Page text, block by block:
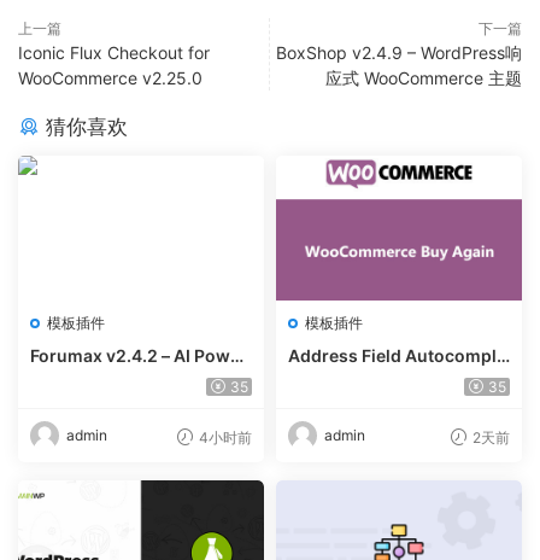
上一篇
Iconic Flux Checkout for
WooCommerce v2.25.0
下一篇
BoxShop v2.4.9 – WordPress响
应式 WooCommerce 主题
猜你喜欢
模板插件
Forumax v2.4.2 – AI Power
ed Advanced Community F
35
admin 4小时前
模板插件
Address Field Autocomple
te For WooCommerce v1.3.
35
admin 2天前